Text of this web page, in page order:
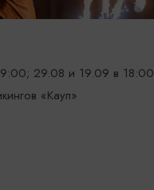
29.08 и 19.09 в 18:00
«Кауп»